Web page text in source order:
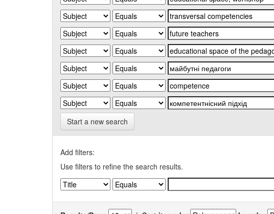
Start a new search
Add filters:
Use filters to refine the search results.